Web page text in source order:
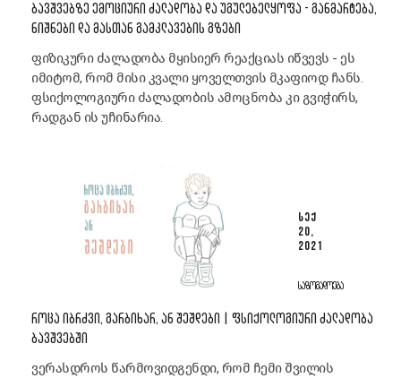
ᲑᲐᲕᲨᲕᲔᲑᲖᲔ ᲔᲛᲝᲪᲘᲣᲠᲘ ᲫᲐᲚᲐᲓᲝᲑᲐ ᲓᲐ ᲣᲒᲣᲚᲔᲑᲔᲚᲧᲝᲤᲐ - ᲒᲐᲜᲛᲐᲠᲢᲔᲑᲐ,
ᲜᲘᲨᲜᲔᲑᲘ ᲓᲐ ᲛᲐᲡᲗᲐᲜ ᲒᲐᲛᲙᲚᲐᲕᲔᲑᲘᲡ ᲒᲖᲔᲑᲘ
ფიზიკური ძალადობა მყისიერ რეაქციას იწვევს - ეს
იმიტომ, რომ მისი კვალი ყოველთვის მკაფიოდ ჩანს.
ფსიქოლოგიური ძალადობის ამოცნობა კი გვიჭირს,
რადგან ის უჩინარია.
ᲡᲔᲥ
20,
2021
ᲡᲐᲖᲝᲒᲐᲓᲝᲔᲑᲐ
ᲠᲝᲪᲐ ᲘᲑᲠᲫᲕᲘ, ᲒᲐᲠᲑᲘᲮᲐᲠ, ᲐᲜ ᲨᲔᲨᲓᲔᲑᲘ | ᲤᲡᲘᲥᲝᲚᲝᲒᲘᲣᲠᲘ ᲫᲐᲚᲐᲓᲝᲑᲐ
ᲑᲐᲕᲨᲕᲔᲑᲨᲘ
ვერასდროს წარმოვიდგენდი, რომ ჩემი შვილის